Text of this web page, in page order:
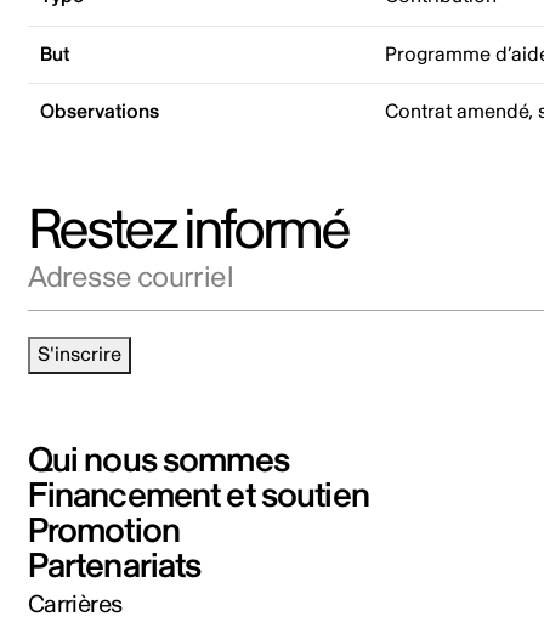
But Programme
Observations Contrat amendé,
Restez informé
S'inscrire
Qui nous sommes
Financement et soutien
Promotion
Partenariats
Carrières